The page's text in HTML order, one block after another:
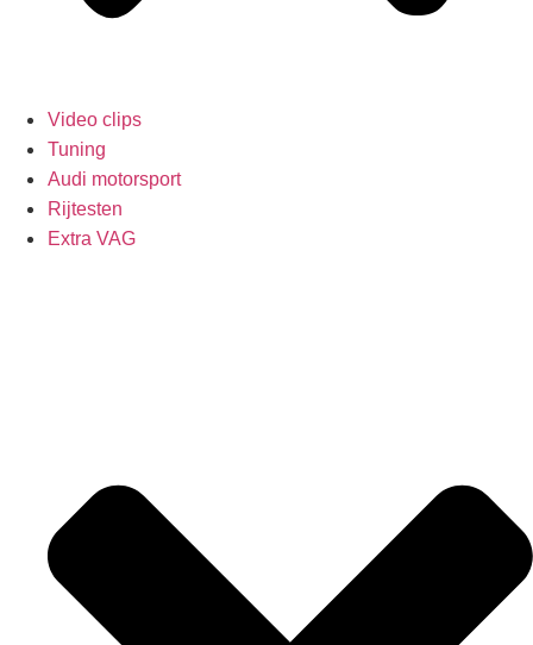
Video clips
Tuning
Audi motorsport
Rijtesten
Extra VAG